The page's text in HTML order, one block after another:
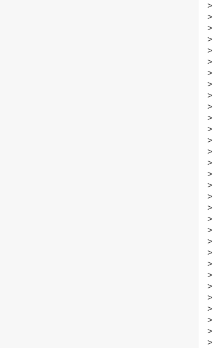
>
>
>
>
>
>
>
>
>
>
>
>
>
>
>
>
>
>
>
>
>
>
>
>
>
>
>
>
>
>
>